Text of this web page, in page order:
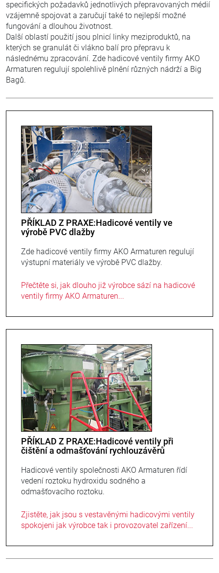
specifických požadavků jednotlivých přepravovaných médií
vzájemně spojovat a zaručují také to nejlepší možné
fungování a dlouhou životnost.
Další oblastí použití jsou plnicí linky meziproduktů, na
kterých se granulát či vlákno balí pro přepravu k
následnému zpracování. Zde hadicové ventily firmy AKO
Armaturen regulují spolehlivě plnění různých nádrží a Big
Bagů.
PŘÍKLAD Z PRAXE:Hadicové ventily ve
výrobě PVC dlažby
Zde hadicové ventily firmy AKO Armaturen regulují
výstupní materiály ve výrobě PVC dlažby.
Přečtěte si, jak dlouho již výrobce sází na hadicové
ventily firmy AKO Armaturen...
PŘÍKLAD Z PRAXE:Hadicové ventily při
čištění a odmašťování rychlouzávěrů
Hadicové ventily společnosti AKO Armaturen řídí
vedení roztoku hydroxidu sodného a
odmašťovacího roztoku.
Zjistěte, jak jsou s vestavěnými hadicovými ventily
spokojeni jak výrobce tak i provozovatel zařízení...